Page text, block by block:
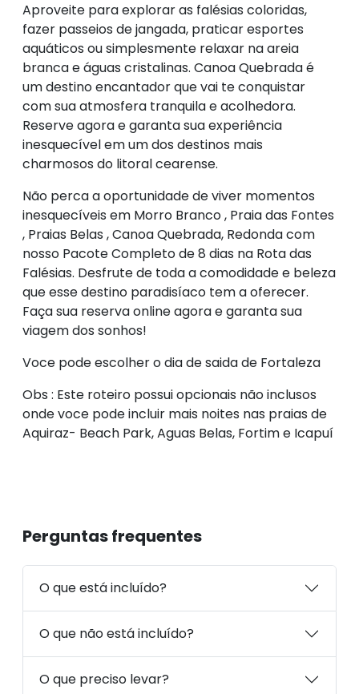
Aproveite para explorar as falésias coloridas,
fazer passeios de jangada, praticar esportes
aquáticos ou simplesmente relaxar na areia
branca e águas cristalinas. Canoa Quebrada é
um destino encantador que vai te conquistar
com sua atmosfera tranquila e acolhedora.
Reserve agora e garanta sua experiência
inesquecível em um dos destinos mais
charmosos do litoral cearense.
Não perca a oportunidade de viver momentos
inesquecíveis em Morro Branco , Praia das Fontes
, Praias Belas , Canoa Quebrada, Redonda com
nosso Pacote Completo de 8 dias na Rota das
Falésias. Desfrute de toda a comodidade e beleza
que esse destino paradisíaco tem a oferecer.
Faça sua reserva online agora e garanta sua
viagem dos sonhos!
Voce pode escolher o dia de saida de Fortaleza
Obs : Este roteiro possui opcionais não inclusos
onde voce pode incluir mais noites nas praias de
Aquiraz- Beach Park, Aguas Belas, Fortim e Icapuí
Perguntas frequentes
O que está incluído?
O que não está incluído?
O que preciso levar?